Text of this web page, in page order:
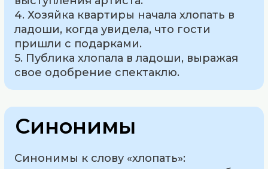
4. Хозяйка квартиры начала хлопать в
ладоши, когда увидела, что гости
пришли с подарками.
5. Публика хлопала в ладоши, выражая
свое одобрение спектаклю.
Синонимы
Синонимы к слову «хлопать»: